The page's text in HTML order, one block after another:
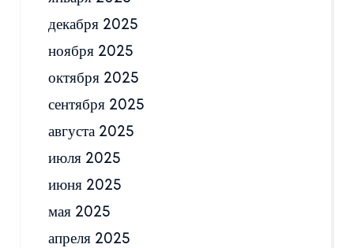
декабря 2025
ноября 2025
октября 2025
сентября 2025
августа 2025
июля 2025
июня 2025
мая 2025
апреля 2025